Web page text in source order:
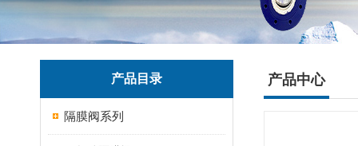
产品目录
隔膜阀系列
产品中心